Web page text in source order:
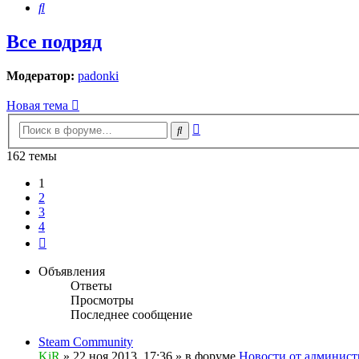
Поиск
Все подряд
Модератор: padonki
Новая тема
Поиск
162 темы
1
2
3
4
Объявления
Ответы
Просмотры
Последнее сообщение
Steam Community
KiR » 22 ноя 2013, 17:36 » в форуме Новости от